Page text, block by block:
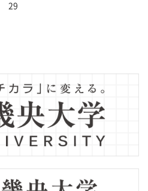
29